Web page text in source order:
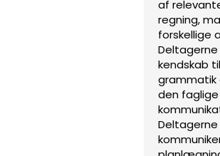
af
regning,
forskellige
kendskab
grammatik
den